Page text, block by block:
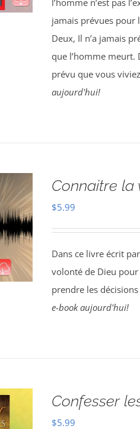
l’homme n’est pas
jamais prévues pour
Deux, Il n’a jamais
que l’homme meurt.
prévu que vous
aujourd'hui!
Connaitre la
$5.99
Dans ce livre écrit
volonté de Dieu
prendre les
e-book aujourd'hui!
Confesser
$5.99